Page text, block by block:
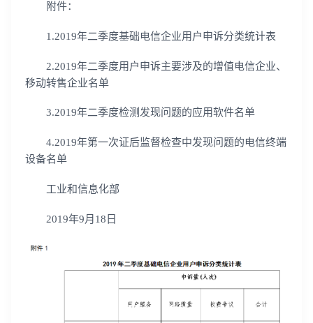
附件：
1.2019年二季度基础电信企业用户申诉分类统计表
2.2019年二季度用户申诉主要涉及的增值电信企业、
移动转售企业名单
3.2019年二季度检测发现问题的应用软件名单
4.2019年第一次证后监督检查中发现问题的电信终端
设备名单
工业和信息化部
2019年9月18日